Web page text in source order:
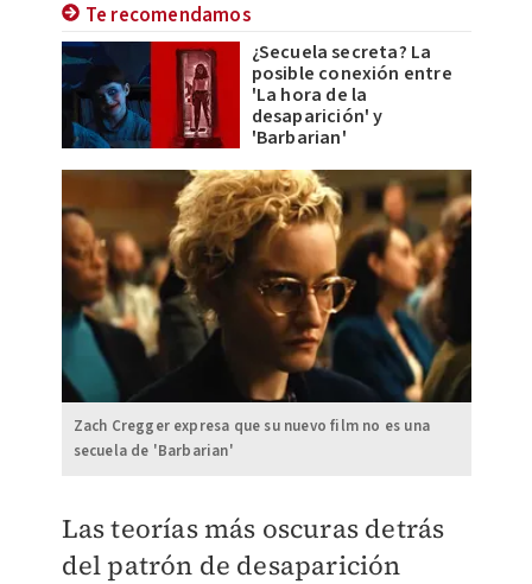
Te recomendamos
¿Secuela secreta? La
posible conexión entre
'La hora de la
desaparición' y
'Barbarian'
Zach Cregger expresa que su nuevo film no es una
secuela de 'Barbarian'
Las teorías más oscuras detrás
del patrón de desaparición